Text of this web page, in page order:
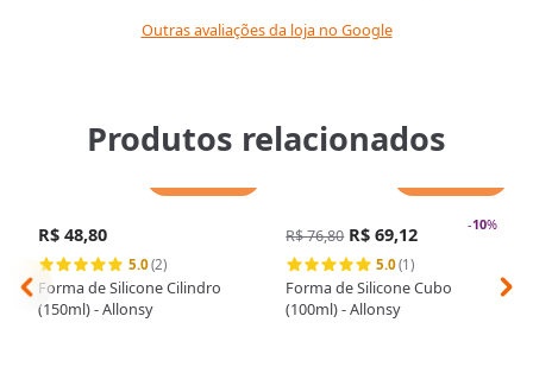
Outras avaliações da loja no Google
Produtos relacionados
R$ 48,80
5.0(2)
Forma de Silicone Cilindro
(150ml) - Allonsy
-10%
R$ 76,80 R$ 69,12
5.0(1)
Forma de Silicone Cubo
(100ml) - Allonsy